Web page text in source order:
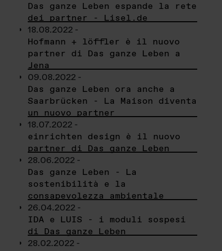
Das ganze Leben espande la rete
dei partner - Lisel.de
18.08.2022 -
Hofmann + löffler è il nuovo
partner di Das ganze Leben a
Jena
09.08.2022 -
Das ganze Leben ora anche a
Saarbrücken - La Maison diventa
un nuovo partner
18.07.2022 -
einrichten design è il nuovo
partner di Das ganze Leben
28.06.2022 -
Das ganze Leben - La
sostenibilità e la
consapevolezza ambientale
26.04.2022 -
IDA e LUIS - i moduli sospesi
di Das ganze Leben
28.02.2022 -